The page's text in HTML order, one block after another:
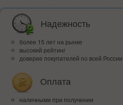
Надежность
более 15 лет на рынке
высокий рейтинг
доверие покупателей по всей России
Оплата
наличными при получении